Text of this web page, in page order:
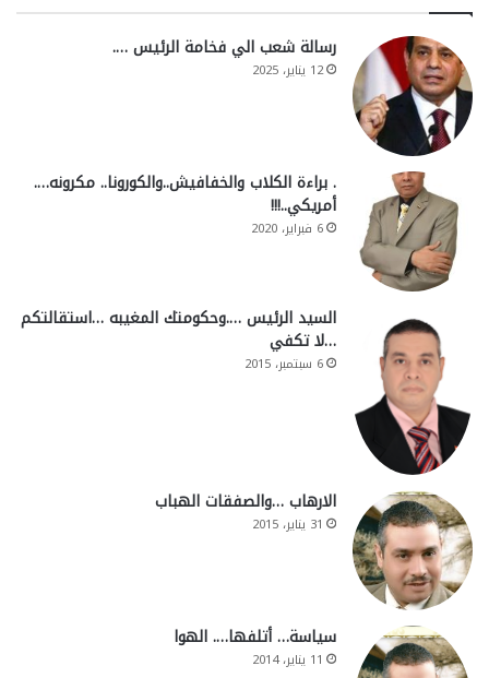
رسالة شعب الي فخامة الرئيس ….
12 يناير، 2025
. براءة الكلاب والخفافيش..والكورونا.. مكرونه….
أمريكي..!!!
6 فبراير، 2020
السيد الرئيس ….وحكومتك المغيبه …استقالتكم
…لا تكفي
6 سبتمبر، 2015
الارهاب …والصفقات الهباب
31 يناير، 2015
سياسة… أتلفها…. الهوا
11 يناير، 2014